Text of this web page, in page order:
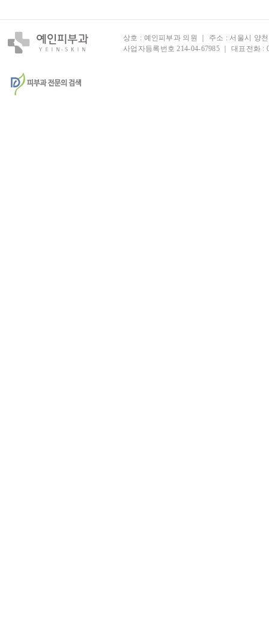
상호 : 예인피부과 의원 ｜ 주소 : 서울시 양
사업자등록번호 214-04-67985 ｜ 대표전화 :